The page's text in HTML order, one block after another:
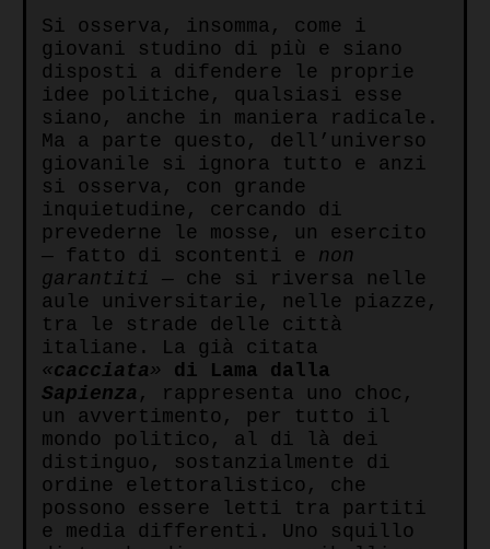
Si osserva, insomma, come i
giovani studino di più e siano
disposti a difendere le proprie
idee politiche, qualsiasi esse
siano, anche in maniera radicale.
Ma a parte questo, dell’universo
giovanile si ignora tutto e anzi
si osserva, con grande
inquietudine, cercando di
prevederne le mosse, un esercito
— fatto di scontenti e non
garantiti — che si riversa nelle
aule universitarie, nelle piazze,
tra le strade delle città
italiane. La già citata
«cacciata»
di Lama dalla
Sapienza , rappresenta uno choc,
un avvertimento, per tutto il
mondo politico, al di là dei
distinguo, sostanzialmente di
ordine elettoralistico, che
possono essere letti tra partiti
e media differenti. Uno squillo